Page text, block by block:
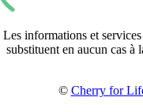
Les informations et
substituent en aucun cas à
© Cherry for